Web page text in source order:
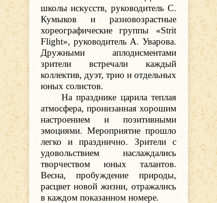
школы искусств, руководитель С.
Кумыков и разновозрастные
хореографические группы «Strit
Flight», руководитель А. Уварова.
Дружными аплодисментами
зрители встречали каждый
коллектив, дуэт, трио и отдельных
юных солистов.
На празднике царила теплая
атмосфера, пронизанная хорошим
настроением и позитивными
эмоциями. Мероприятие прошло
легко и празднично. Зрители с
удовольствием наслаждались
творчеством юных талантов.
Весна, пробуждение природы,
расцвет новой жизни, отражались
в каждом показанном номере.